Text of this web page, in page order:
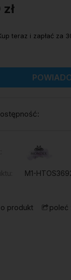
teraz i zapłać za
M1-
produkt poleć